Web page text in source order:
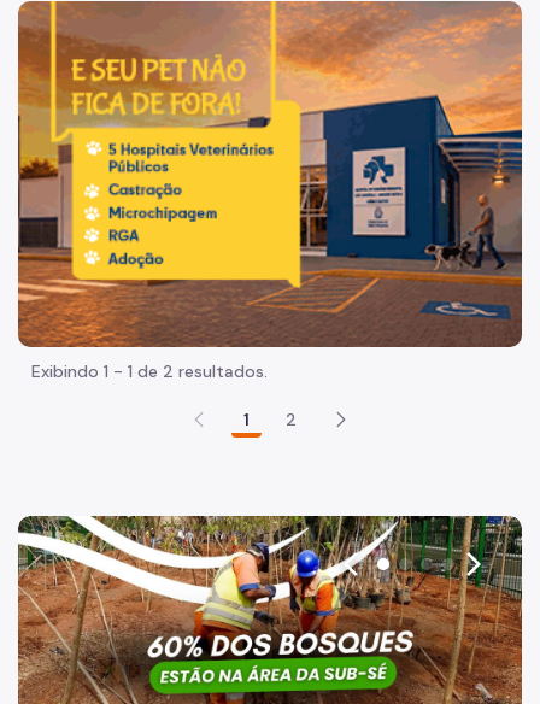
Acesso à Informação
Participação Social
Quadro de serviços
Acesso à Proteção de Dados Pessoais
Organização
Agenda do Subprefeito
Histórico
Dados
Equipamentos Públicos
SP Mais Fácil
Termo de Cooperação
Zeladoria Urbana
Imagem de um cachorro caramelo e uma gata rajada,
Exibindo 1 - 1 de 2 resultados.
1 2
arrow_back_ios arrow_forward_ios